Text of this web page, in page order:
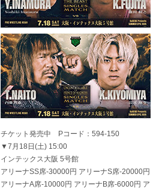
チケット発売中 Pコード：594-150
▼7月18日(土) 15:00
インテックス大阪 5号館
アリーナSS席-30000円 アリーナS席-20000円
アリーナA席-10000円 アリーナB席-6000円 ア